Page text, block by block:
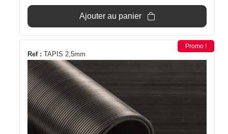
Ajouter au panier
Ref : TAPIS 2,5mm
Promo !
Ce
produit
a
plusieurs
variations.
Les
options